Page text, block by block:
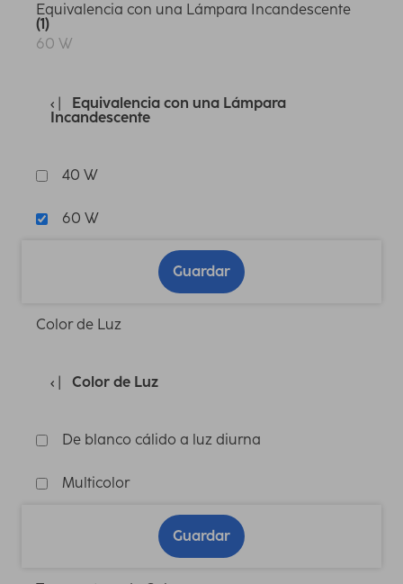
Equivalencia con una Lámpara Incandescente
(1)
60 W
Equivalencia con una Lámpara
Incandescente
40 W
60 W
Guardar
Color de Luz
Color de Luz
De blanco cálido a luz diurna
Multicolor
Guardar